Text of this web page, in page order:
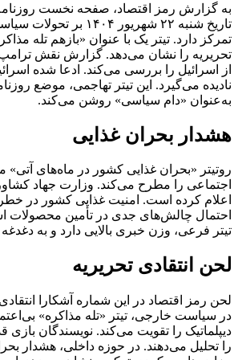
به گزارش رمز اقتصاد، صفحه نخست
تاریخ شنبه ۲۲ شهریور
تمرکز دارد. تیتر یک با عنوان «بازهم تله
تحریریه را نشان می‌دهد. گزارش نقش ترامپ
از اسرائیل را بررسی می‌کند. ادعا شده
نادیده می‌گیرد. این تیتر تهاجمی، موضع
به‌عنوان «دام سیاسی» روشن می‌کند.
هشدار بحران غذایی
روتیتر «بحران غذایی کشور در ماه‌های
اجتماعی را مطرح می‌کند. وزارت جهاد
اعلام کرده است. امنیت غذایی کشور در
احتمال چالش‌های جدی در تأمین محصولات
تیتر فرعی، وزن خبری بالایی دارد و به
لحن انتقادی تحریریه
لحن رمز اقتصاد در این شماره آشکارا
در سیاست خارجی، تیتر «تله مذاکره»
دیپلماتیک را تقویت می‌کند. نویسندگان بازی
را تحلیل می‌دهند. در حوزه داخلی، هشدار